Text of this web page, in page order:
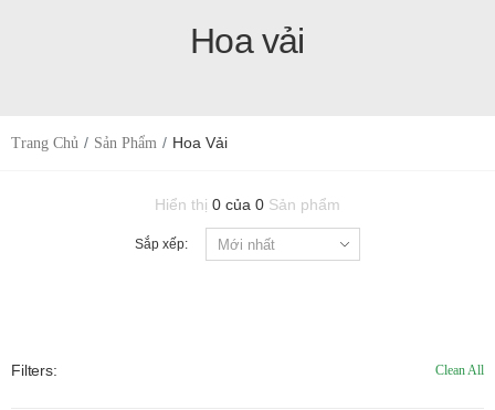
Hoa vải
Trang Chủ Sản Phẩm Hoa Vải
Hiển thị 0 của 0 Sản phẩm
Sắp xếp:
Filters: Clean All